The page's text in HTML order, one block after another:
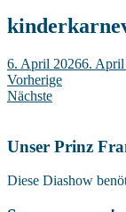
6. April 20266. April
Vorherige
Nächste
Unser Prinz
Diese Diashow